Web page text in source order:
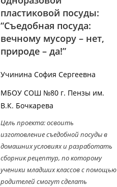
пластиковой посуды:
“Съедобная посуда:
вечному мусору – нет,
природе – да!”
Учинина София Сергеевна
МБОУ СОШ №80 г. Пензы им.
В.К. Бочкарева
Цель проекта: освоить
изготовление съедобной посуды в
домашних условиях и разработать
сборник рецептур, по которому
ученики младших классов с помощью
родителей смогут сделать